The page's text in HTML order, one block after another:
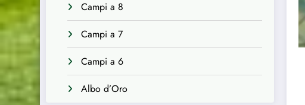
Campi a 8
Campi a 7
Campi a 6
Albo d’Oro